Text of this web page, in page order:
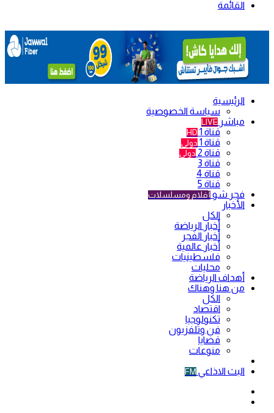
القائمة
الرئيسية
سياسة الخصوصية
مباشر LIVE
قناة 1 HD
قناة 1 دولي
قناة 2 دولي
قناة 3
قناة 4
قناة 5
فجر شو أفلام ومسلسلات
الأخبار
الكل
أخبار الرياضة
أخبار الفجر
أخبار عالمية
فلسطينيات
محليات
أهداف الرياضة
من هنا وهناك
الكل
اقتصاد
تكنولوجيا
فن وتلفزيون
قضايا
منوعات
البث الاذاعي FM